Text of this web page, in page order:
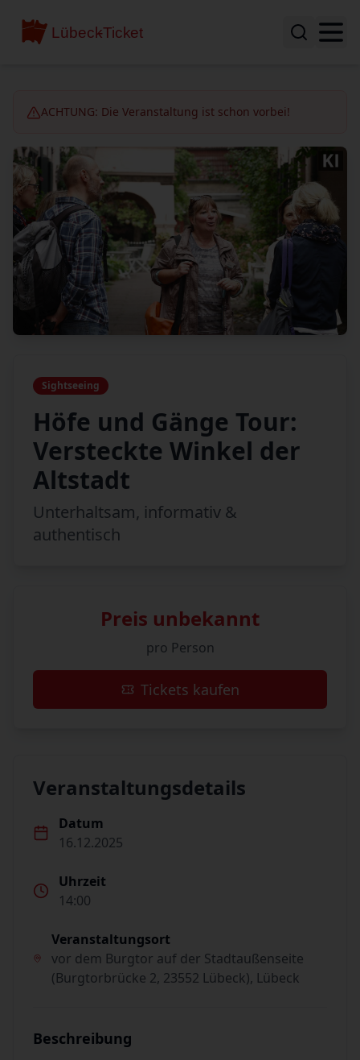
ACHTUNG: Die Veranstaltung ist schon vorbei!
Sightseeing
Höfe und Gänge Tour:
Versteckte Winkel der
Altstadt
Unterhaltsam, informativ &
authentisch
Preis unbekannt
pro Person
Tickets kaufen
Veranstaltungsdetails
Datum
16.12.2025
Uhrzeit
14:00
Veranstaltungsort
vor dem Burgtor auf der Stadtaußenseite
(Burgtorbrücke 2, 23552 Lübeck), Lübeck
Beschreibung